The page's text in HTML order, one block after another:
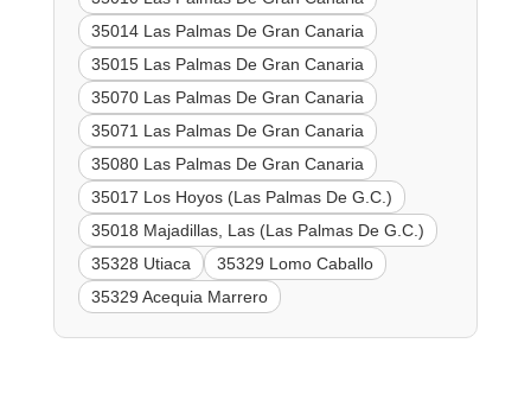
35014 Las Palmas De Gran Canaria
35015 Las Palmas De Gran Canaria
35070 Las Palmas De Gran Canaria
35071 Las Palmas De Gran Canaria
35080 Las Palmas De Gran Canaria
35017 Los Hoyos (Las Palmas De G.C.)
35018 Majadillas, Las (Las Palmas De G.C.)
35328 Utiaca
35329 Lomo Caballo
35329 Acequia Marrero